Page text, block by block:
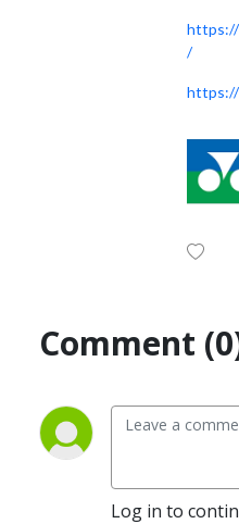
https://
/
https://
Comment
Log in to